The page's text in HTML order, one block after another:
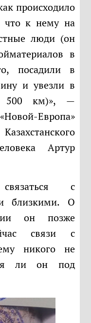
происходило
к нему на
люди (он
в
посадили в
и увезли в
500 км)», —
Европа»
Артур
близкими. О
он позже
связи с
никого не
ли он под